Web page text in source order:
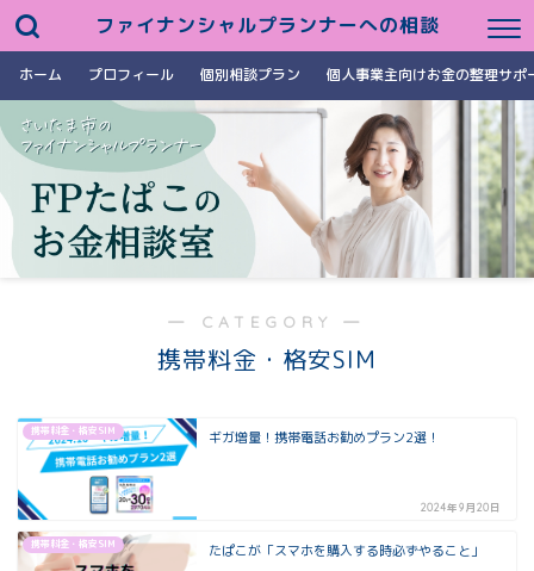
ファイナンシャルプランナーへの相談
ホーム プロフィール 個別相談プラン 個人事業主向けお金の整理サポ
― CATEGORY ―
携帯料金・格安SIM
携帯料金・格安SIM ギガ増量！携帯電話お勧めプラン2選！
2024年9月20日
携帯料金・格安SIM たぱこが「スマホを購入する時必ずやること」